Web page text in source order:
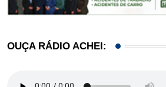
OUÇA RÁDIO ACHEI: